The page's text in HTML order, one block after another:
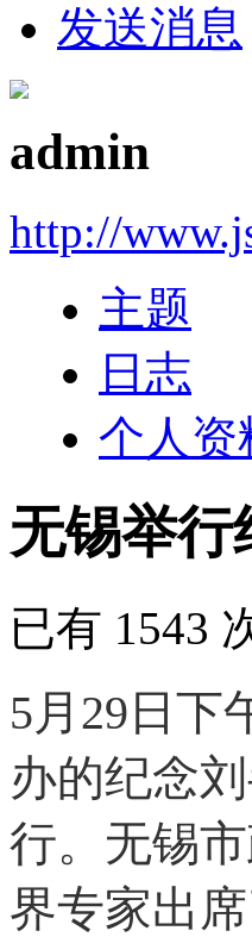
发送消息
admin
http://
主题
日志
个人资
无锡举行
已有 1543
5月29日下
办的纪念
行。无锡
界专家出